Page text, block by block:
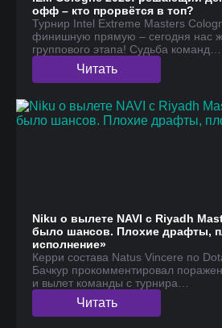
офф – кто прорвётся в топ?
Турнир Intel Extreme Masters
финишную прямую – сегодня нас
группового этапа! Судьба команд…
Читать
Niku о вылете NAVI с Riyadh
было шансов. Плохие драфты,
исполнение»
Керри состава Natus Vincere по
Бачкур прокомментировал
и вылет команды с турнира…
Читать